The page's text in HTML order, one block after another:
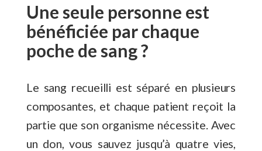
Une seule personne est
bénéficiée par chaque
poche de sang ?
Le sang recueilli est séparé en plusieurs
composantes, et chaque patient reçoit la
partie que son organisme nécessite. Avec
un don, vous sauvez jusqu’à quatre vies,